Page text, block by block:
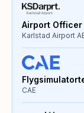
Airport Officer
Karlstad Airport
CAE